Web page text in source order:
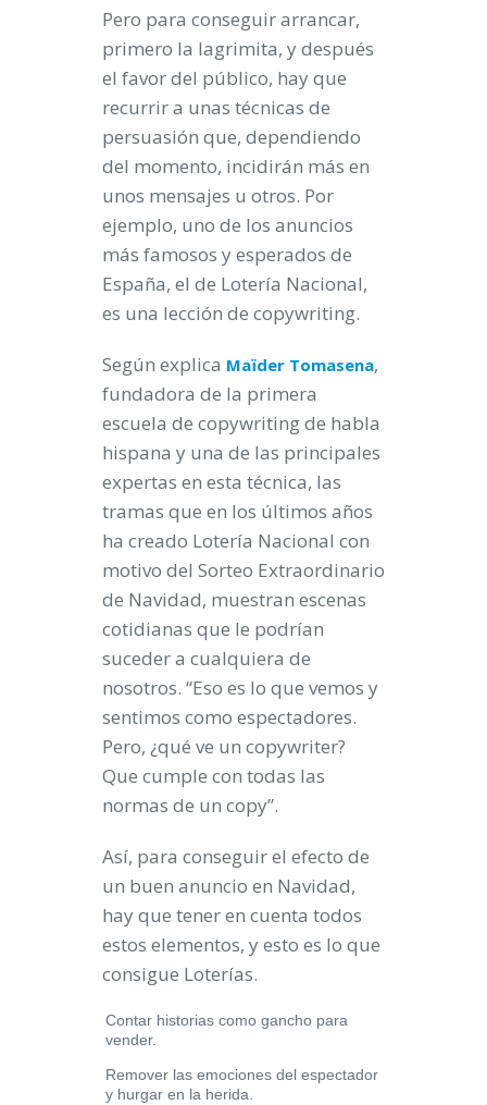
Pero para conseguir arrancar,
primero la lagrimita, y después
el favor del público, hay que
recurrir a unas técnicas de
persuasión que, dependiendo
del momento, incidirán más en
unos mensajes u otros. Por
ejemplo, uno de los anuncios
más famosos y esperados de
España, el de Lotería Nacional,
es una lección de copywriting.
Según explica Maïder Tomasena,
fundadora de la primera
escuela de copywriting de habla
hispana y una de las principales
expertas en esta técnica, las
tramas que en los últimos años
ha creado Lotería Nacional con
motivo del Sorteo Extraordinario
de Navidad, muestran escenas
cotidianas que le podrían
suceder a cualquiera de
nosotros. “Eso es lo que vemos y
sentimos como espectadores.
Pero, ¿qué ve un copywriter?
Que cumple con todas las
normas de un copy”.
Así, para conseguir el efecto de
un buen anuncio en Navidad,
hay que tener en cuenta todos
estos elementos, y esto es lo que
consigue Loterías.
Contar historias como gancho para
vender.
Remover las emociones del espectador
y hurgar en la herida.